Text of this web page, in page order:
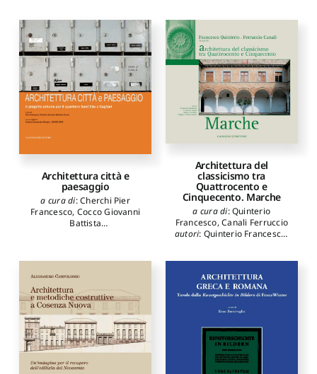
Architettura città e
paesaggio
a cura di:Cherchi Pier
Francesco, Cocco Giovanni
Battista
Pier Francesco
Sabrina, Chiri Giovanni
Marco,Fenu Nicolò,
Maccioni Laura,Cabitza
Stefania,Ruggieri Roberta,
Sunda Roberta,Medda Sara,
Lampis Giulia,Vacca
Federico
,Pisano Margherita
Architettura del
classicismo tra
Quattrocento e
Cinquecento. Marche
a cura di:Quinterio
Francesco,Canali Ferruccio
autori: Quinterio Francesco,